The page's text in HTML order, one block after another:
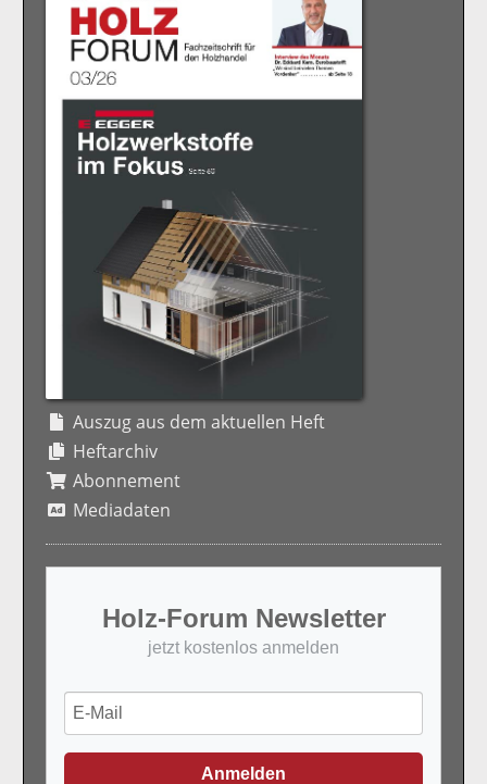
Auszug aus dem aktuellen Heft
Heftarchiv
Abonnement
Mediadaten
Holz-Forum Newsletter
jetzt kostenlos anmelden
Anmelden